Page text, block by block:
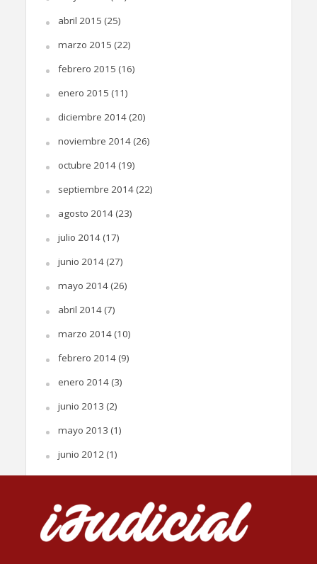
abril 2015 (25)
marzo 2015 (22)
febrero 2015 (16)
enero 2015 (11)
diciembre 2014(20)
noviembre 2014(26)
octubre 2014(19)
septiembre 2014(22)
agosto 2014(23)
julio 2014(17)
junio 2014(27)
mayo 2014(26)
abril 2014(7)
marzo 2014(10)
febrero 2014(9)
enero 2014(3)
junio 2013 (2)
mayo 2013 (1)
junio 2012(1)